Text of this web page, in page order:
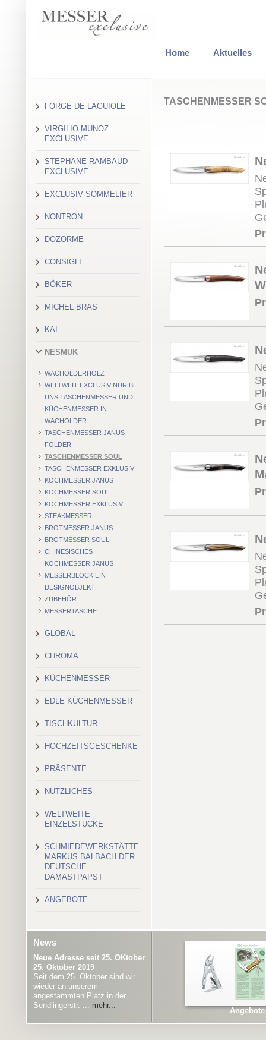
Home Aktuelles
TASCHENMESSER
FORGE DE LAGUIOLE
VIRGILIO MUNOZ
EXCLUSIVE
STEPHANE RAMBAUD
EXCLUSIVE
EXCLUSIV SOMMELIER
NONTRON
DOZORME
CONSIGLI
BÖKER
MICHEL BRAS
KAI
NESMUK
WACHOLDERHOLZ
WELTWEIT EXCLUSIV NUR BEI
UNS TASCHENMESSER UND
KÜCHENMESSER IN
WACHOLDER.
TASCHENMESSER JANUS
FOLDER
TASCHENMESSER SOUL
TASCHENMESSER EXKLUSIV
KOCHMESSER JANUS
KOCHMESSER SOUL
KOCHMESSER EXKLUSIV
STEAKMESSER
BROTMESSER JANUS
BROTMESSER SOUL
CHINESISCHES
KOCHMESSER JANUS
MESSERBLOCK EIN
DESIGNOBJEKT
ZUBEHÖR
MESSERTASCHE
GLOBAL
CHROMA
KÜCHENMESSER
EDLE KÜCHENMESSER
TISCHKULTUR
HOCHZEITSGESCHENKE
PRÄSENTE
NÜTZLICHES
WELTWEITE
EINZELSTÜCKE
SCHMIEDEWERKSTÄTTE
MARKUS BALBACH DER
DEUTSCHE
DAMASTPAPST
ANGEBOTE
News
Neue Adresse seit 25. OKtober
25. Oktober 2019
Seit dem 25. Oktober sind wir
wieder an unserem
angestammten Platz in der
Sendlingerstr. ... mehr...
Angebote